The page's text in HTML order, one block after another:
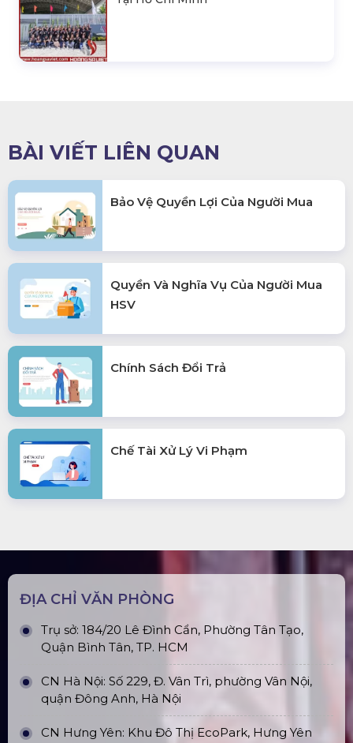
BÀI VIẾT LIÊN QUAN
Bảo Vệ Quyền Lợi Của Người Mua
Quyền Và Nghĩa Vụ Của Người Mua
HSV
Chính Sách Đổi Trả
Chế Tài Xử Lý Vi Phạm
ĐỊA CHỈ VĂN PHÒNG
Trụ sở: 184/20 Lê Đình Cẩn, Phường Tân Tạo,
Quận Bình Tân, TP. HCM
CN Hà Nội: Số 229, Đ. Vân Trì, phường Vân Nội,
quận Đông Anh, Hà Nội
CN Hưng Yên: Khu Đô Thị EcoPark, Hưng Yên